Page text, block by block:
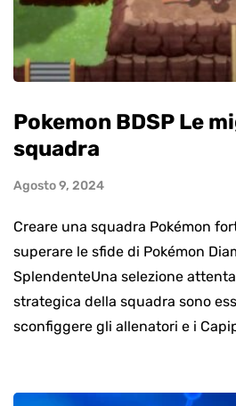
Pokemon BDSP Le
squadra
Agosto 9, 2024
Creare una squadra Pokémon
superare le sfide di Pokémon
SplendenteUna selezione
strategica della squadra sono
sconfiggere gli allenatori e i